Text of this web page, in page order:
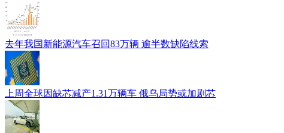
去年我国新能源汽车召回83万辆 逾半数缺陷线索
上周全球因缺芯减产1.31万辆车 俄乌局势或加剧芯